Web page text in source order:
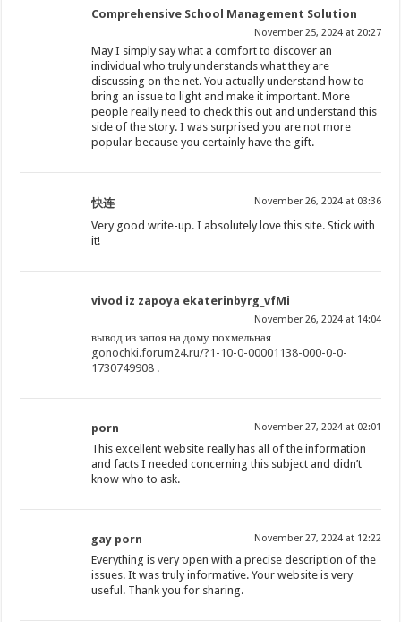
Comprehensive School Management Solution
November 25, 2024 at 20:27
May I simply say what a comfort to discover an
individual who truly understands what they are
discussing on the net. You actually understand how to
bring an issue to light and make it important. More
people really need to check this out and understand this
side of the story. I was surprised you are not more
popular because you certainly have the gift.
快连 November 26, 2024 at 03:36
Very good write-up. I absolutely love this site. Stick with
it!
vivod iz zapoya ekaterinbyrg_vfMi
November 26, 2024 at 14:04
вывод из запоя на дому похмельная
gonochki.forum24.ru/?1-10-0-00001138-000-0-0-
1730749908 .
porn November 27, 2024 at 02:01
This excellent website really has all of the information
and facts I needed concerning this subject and didn’t
know who to ask.
gay porn November 27, 2024 at 12:22
Everything is very open with a precise description of the
issues. It was truly informative. Your website is very
useful. Thank you for sharing.